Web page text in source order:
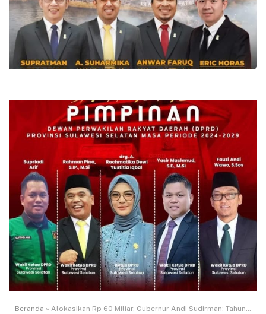
Beranda » Alokasikan Rp 60 Miliar, Gubernur Andi Sudirman: Tahun ini Pengerjaan Ruas Takkalasi – Bainange – Lawo Sepanjangan 11,3 KM